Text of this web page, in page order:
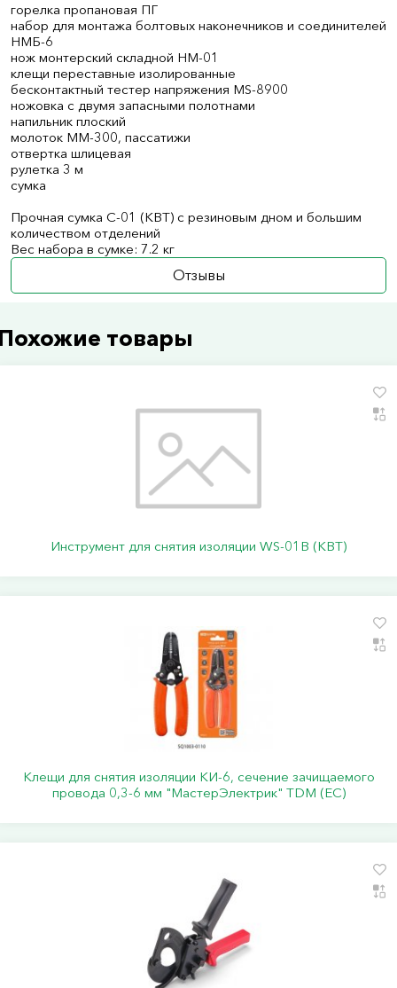
горелка пропановая ПГ
набор для монтажа болтовых наконечников и соединителей
НМБ-6
нож монтерский складной НМ-01
клещи переставные изолированные
бесконтактный тестер напряжения MS-8900
ножовка с двумя запасными полотнами
напильник плоский
молоток ММ-300, пассатижи
отвертка шлицевая
рулетка 3 м
сумка
Прочная сумка С-01 (КВТ) с резиновым дном и большим
количеством отделений
Вес набора в сумке: 7.2 кг
Отзывы
товары
Инструмент для снятия изоляции WS-01B (КВТ)
Клещи для снятия изоляции КИ-6, сечение зачищаемого
провода 0,3-6 мм "МастерЭлектрик" TDM (ЕС)